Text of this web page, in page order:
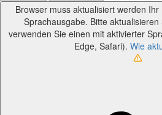
Browser muss aktualisiert werden Ihr
Sprachausgabe. Bitte
verwenden Sie einen mit aktivierter
Edge, Safari). Wie